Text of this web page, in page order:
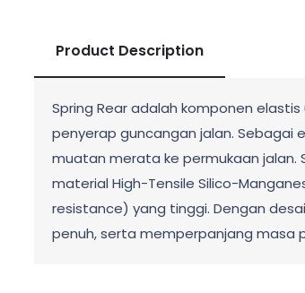
Product Description
Spring Rear adalah komponen
penyerap guncangan jalan. Sebagai
muatan merata ke permukaan jalan.
material High-Tensile Silico-
resistance) yang tinggi. Dengan
penuh, serta memperpanjang masa